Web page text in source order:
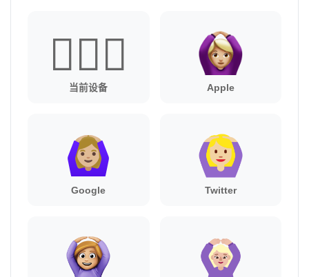
🙆🏼‍♀️
当前设备 Apple
Google Twitter